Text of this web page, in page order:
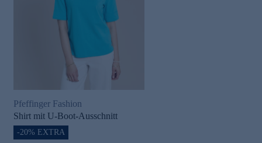
Pfeffinger Fashion
Shirt mit U-Boot-Ausschnitt
-20% EXTRA